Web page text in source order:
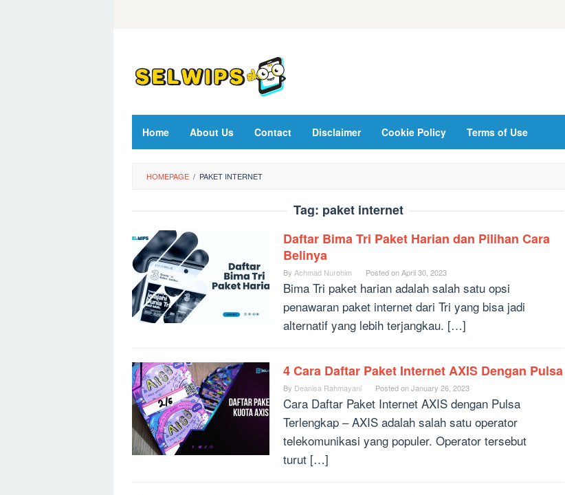
Home About Us Contact Disclaimer Cookie Policy Terms of Use
HOMEPAGE / PAKET INTERNET
Tag: paket internet
Daftar Bima Tri Paket Harian dan Pilihan Cara
Belinya
By Achmad Nurohim Posted onApril 30, 2023
Bima Tri paket harian adalah salah satu opsi
penawaran paket internet dari Tri yang bisa jadi
alternatif yang lebih terjangkau. […]
4 Cara Daftar Paket Internet AXIS Dengan Pulsa
By Deanisa Rahmayani Posted onJanuary 26, 2023
Cara Daftar Paket Internet AXIS dengan Pulsa
Terlengkap – AXIS adalah salah satu operator
telekomunikasi yang populer. Operator tersebut
turut […]